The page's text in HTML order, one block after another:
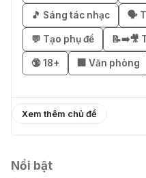
02 Thg 08
֎ Cách
miễn phí
🎵 Sáng tác nhạc 🗣️
💬 Tạo phụ đề 📝➡️🎥
🔞 18+ 🏢 Văn phòng
Xem thêm chủ đề
Nổi bật